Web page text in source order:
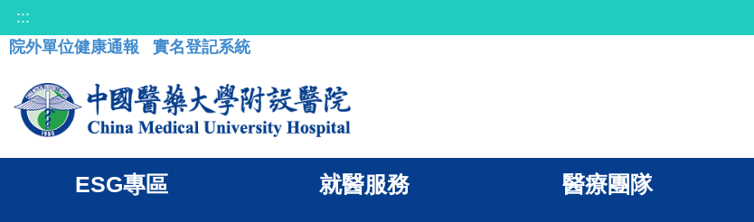
:::
院外單位健康通報
實名登記系統
ESG專區 就醫服務 醫療團隊